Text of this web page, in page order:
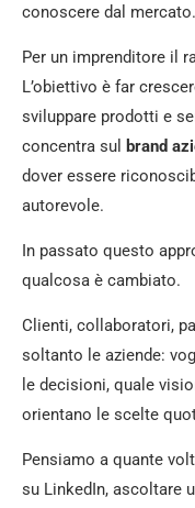
conoscere dal mercato.
Per un imprenditore il
L’obiettivo è far
sviluppare prodotti e
concentra sul brand
dover essere
autorevole.
In passato questo
qualcosa è cambiato.
Clienti, collaboratori,
soltanto le aziende:
le decisioni, quale
orientano le scelte
Pensiamo a quante
su LinkedIn, ascoltare